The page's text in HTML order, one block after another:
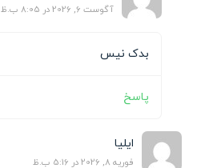
آگوست 6, 2026 در 8:05 ب.ظ
بدک نیس
پاسخ
ایلیا
فوریه 8, 2026 در 5:16 ب.ظ